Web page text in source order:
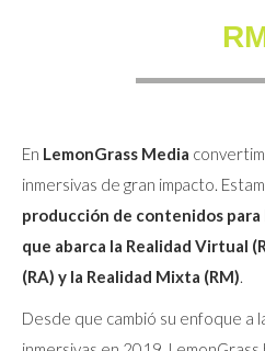
En LemonGrass Media
inmersivas de gran impacto.
producción de contenidos para
que abarca la Realidad Virtual
(RA) y la Realidad Mixta (RM).
Desde que cambió su enfoque a